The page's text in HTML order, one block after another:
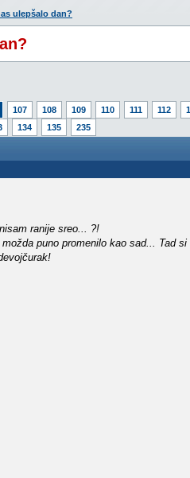
ulepšalo dan?
107 108 109 110 111 112
134 135 235
ranije sreo... ?!
puno promenilo kao sad... Tad si